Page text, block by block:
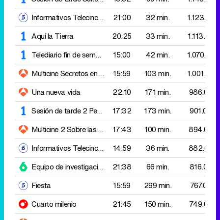
MulticineSecretos en el lago 15:59 103 min.
1.001.000
Una nueva vida
22:10 171 min.
986.000
Sesión de tarde 2Pearl Harbor 17:32 173 min.
901.000
Multicine 2Sobre las nubes 17:43 100 min.
894.000
Informativos Telecinco 15:00
14:59 36 min.
882.000
Equipo de investigación: Historia de la DANA
21:38 66 min.
816.000
Fiesta
15:59 299 min.
767.000
Cuarto milenio
21:45 150 min.
749.000
Multicine 3Tentada por el peligro 19:24 94 min.
708.000
First Dates
21:20 24 min.
658.000
D Corazón
13:55 65 min.
640.000
laSexta Noticias 14h
15:10 35 min. 609.000